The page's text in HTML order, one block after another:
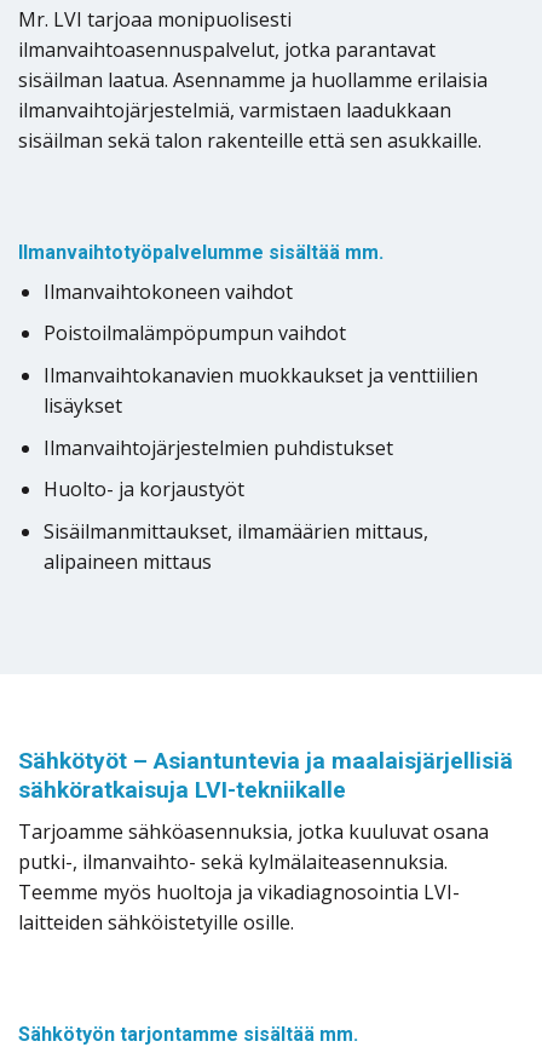
Mr. LVI tarjoaa monipuolisesti
ilmanvaihtoasennuspalvelut, jotka parantavat
sisäilman laatua. Asennamme ja huollamme erilaisia
ilmanvaihtojärjestelmiä, varmistaen laadukkaan
sisäilman sekä talon rakenteille että sen asukkaille.
Ilmanvaihtotyöpalvelumme sisältää mm.
Ilmanvaihtokoneen vaihdot
Poistoilmalämpöpumpun vaihdot
Ilmanvaihtokanavien muokkaukset ja venttiilien
lisäykset
Ilmanvaihtojärjestelmien puhdistukset
Huolto- ja korjaustyöt
Sisäilmanmittaukset, ilmamäärien mittaus,
alipaineen mittaus
Sähkötyöt – Asiantuntevia ja maalaisjärjellisiä
sähköratkaisuja LVI-tekniikalle
Tarjoamme sähköasennuksia, jotka kuuluvat osana
putki-, ilmanvaihto- sekä kylmälaiteasennuksia.
Teemme myös huoltoja ja vikadiagnosointia LVI-
laitteiden sähköistetyille osille.
Sähkötyön tarjontamme sisältää mm.